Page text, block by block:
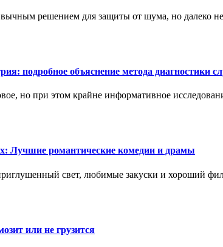
решением для защиты от шума, но далеко
подробное объяснение метода диагностики
но при этом крайне информативное
Лучшие романтические комедии и драмы
свет, любимые закуски и хороший
или не грузится